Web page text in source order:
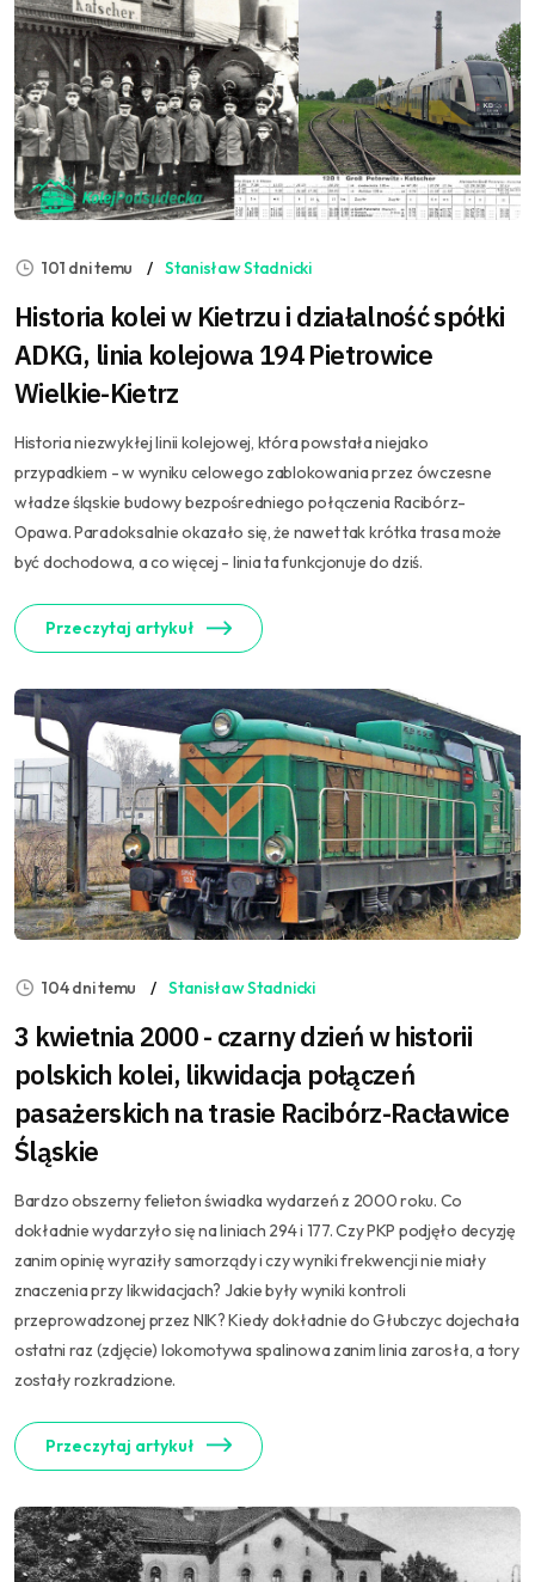
101 dni temu Stanisław Stadnicki
Historia kolei w Kietrzu i działalność spółki
ADKG, linia kolejowa 194 Pietrowice
Wielkie-Kietrz
Historia niezwykłej linii kolejowej, która powstała niejako
przypadkiem - w wyniku celowego zablokowania przez ówczesne
władze śląskie budowy bezpośredniego połączenia Racibórz-
Opawa. Paradoksalnie okazało się, że nawet tak krótka trasa może
być dochodowa, a co więcej - linia ta funkcjonuje do dziś.
Przeczytaj artykuł
104 dni temu Stanisław Stadnicki
3 kwietnia 2000 - czarny dzień w historii
polskich kolei, likwidacja połączeń
pasażerskich na trasie Racibórz-Racławice
Śląskie
Bardzo obszerny felieton świadka wydarzeń z 2000 roku. Co
dokładnie wydarzyło się na liniach 294 i 177. Czy PKP podjęło decyzję
zanim opinię wyraziły samorządy i czy wyniki frekwencji nie miały
znaczenia przy likwidacjach? Jakie były wyniki kontroli
przeprowadzonej przez NIK? Kiedy dokładnie do Głubczyc dojechała
ostatni raz (zdjęcie) lokomotywa spalinowa zanim linia zarosła, a tory
zostały rozkradzione.
Przeczytaj artykuł